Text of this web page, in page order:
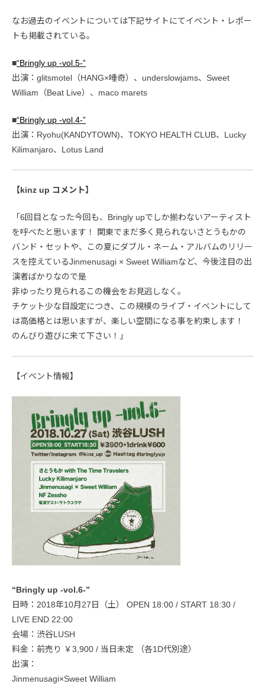
なお過去のイベントについては下記サイトにてイベント・レポー
トも掲載されている。
■“Bringly up -vol.5-”
出演：glitsmotel（HANG×唾奇）、underslowjams、Sweet
William（Beat Live）、maco marets
■“Bringly up -vol.4-”
出演：Ryohu(KANDYTOWN)、TOKYO HEALTH CLUB、Lucky
Kilimanjaro、Lotus Land
【kinz up コメント】
「6回目となった今回も、Bringly upでしか揃わないアーティスト
を呼べたと思います！ 関東でまだ多く見られないさとうもかの
バンド・セットや、この夏にダブル・ネーム・アルバムのリリー
スを控えているJinmenusagi × Sweet Williamなど、今後注目の出
演者ばかりなので是
非ゆったり見られるこの機会をお見逃しなく。
チケット少な目設定につき、この規模のライブ・イベントにして
は高価格とは思いますが、楽しい空間になる事を約束します！
のんびり遊びに来て下さい！」
【イベント情報】
“Bringly up -vol.6-”
日時：2018年10月27日（土） OPEN 18:00 / START 18:30 /
LIVE END 22:00
会場：渋谷LUSH
料金：前売り ￥3,900 / 当日未定 （各1D代別途）
出演：
Jinmenusagi×Sweet William